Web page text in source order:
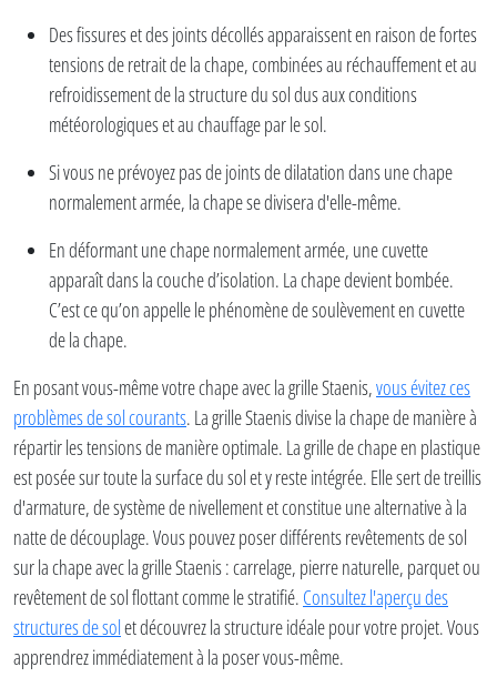
Des fissures et des joints décollés apparaissent en raison de fortes
tensions de retrait de la chape, combinées au réchauffement et au
refroidissement de la structure du sol dus aux conditions
météorologiques et au chauffage par le sol.
Si vous ne prévoyez pas de joints de dilatation dans une chape
normalement armée, la chape se divisera d'elle-même.
En déformant une chape normalement armée, une cuvette
apparaît dans la couche d’isolation. La chape devient bombée.
C’est ce qu’on appelle le phénomène de soulèvement en cuvette
de la chape.
En posant vous-même votre chape avec la grille Staenis,vous évitez ces
problèmes de sol courants. La grille Staenis divise la chape de manière à
répartir les tensions de manière optimale. La grille de chape en plastique
est posée sur toute la surface du sol et y reste intégrée. Elle sert de treillis
d'armature, de système de nivellement et constitue une alternative à la
natte de découplage. Vous pouvez poser différents revêtements de sol
sur la chape avec la grille Staenis : carrelage, pierre naturelle, parquet ou
revêtement de sol flottant comme le stratifié. Consultez l'aperçu des
structures de solet découvrez la structure idéale pour votre projet. Vous
apprendrez immédiatement à la poser vous-même.